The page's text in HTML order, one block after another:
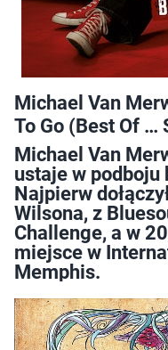
Michael Van
To Go (Best Of …
Michael Van
ustaje w podboju
Najpierw
Wilsona, z
Challenge, a w
miejsce w
Memphis.